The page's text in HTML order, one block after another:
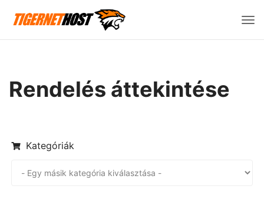
Rendelés áttekintése
Kategóriák